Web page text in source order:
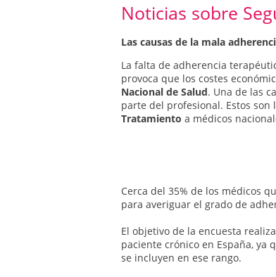
Noticias sobre
Las causas de la mala
La falta de adherencia
provoca que los costes
Nacional de Salud. Una de las
parte del profesional. Estos
Tratamiento a médicos
Cerca del 35% de los médicos
para averiguar el grado de
El objetivo de la encuesta
paciente crónico en España, ya
se incluyen en ese rango.